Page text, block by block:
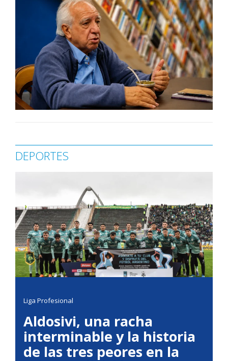
DEPORTES
Liga Profesional
Aldosivi, una racha
interminable y la historia
de las tres peores en la